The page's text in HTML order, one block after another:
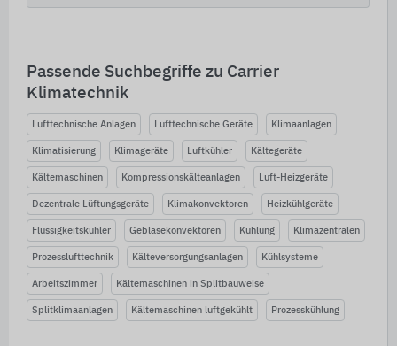
Passende Suchbegriffe zu Carrier
Klimatechnik
Lufttechnische Anlagen Lufttechnische Geräte Klimaanlagen
Klimatisierung Klimageräte Luftkühler Kältegeräte
Kältemaschinen Kompressionskälteanlagen Luft-Heizgeräte
Dezentrale Lüftungsgeräte Klimakonvektoren Heizkühlgeräte
Flüssigkeitskühler Gebläsekonvektoren Kühlung Klimazentralen
Prozesslufttechnik Kälteversorgungsanlagen Kühlsysteme
Arbeitszimmer Kältemaschinen in Splitbauweise
Splitklimaanlagen Kältemaschinen luftgekühlt Prozesskühlung